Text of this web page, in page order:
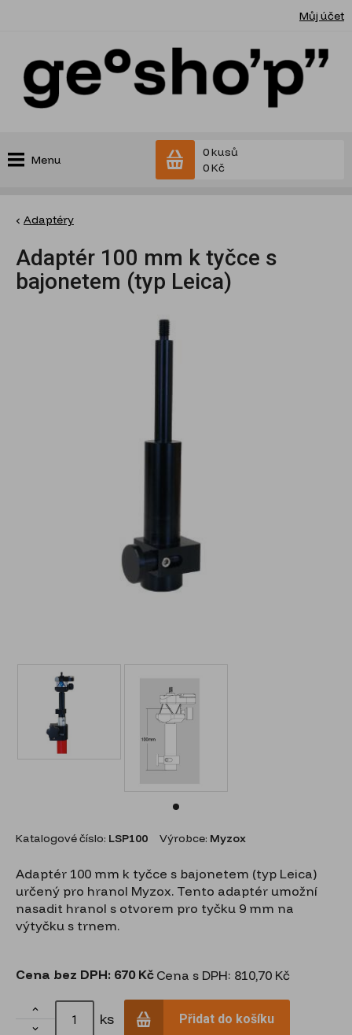
Můj účet
Menu
0 kusů
0 Kč
Adaptéry
Adaptér 100 mm k tyčce s
bajonetem (typ Leica)
Katalogové číslo: LSP100 Výrobce: Myzox
Adaptér 100 mm k tyčce s bajonetem (typ Leica)
určený pro hranol Myzox. Tento adaptér umožní
nasadit hranol s otvorem pro tyčku 9 mm na
výtyčku s trnem.
Cena bez DPH: 670 Kč Cena s DPH: 810,70 Kč


ks Přidat do košíku